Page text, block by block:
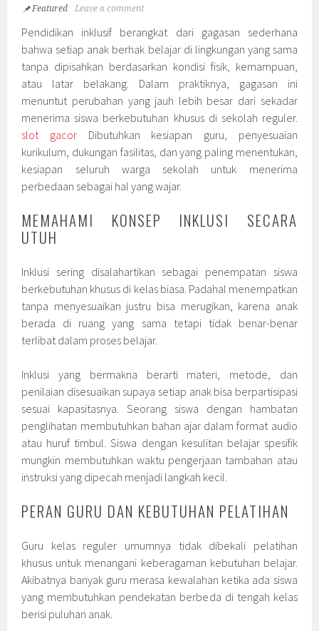
Featured Leave a comment
Pendidikan inklusif berangkat dari gagasan sederhana
bahwa setiap anak berhak belajar di lingkungan yang sama
tanpa dipisahkan berdasarkan kondisi fisik, kemampuan,
atau latar belakang. Dalam praktiknya, gagasan ini
menuntut perubahan yang jauh lebih besar dari sekadar
menerima siswa berkebutuhan khusus di sekolah reguler.
slot gacor Dibutuhkan kesiapan guru, penyesuaian
kurikulum, dukungan fasilitas, dan yang paling menentukan,
kesiapan seluruh warga sekolah untuk menerima
perbedaan sebagai hal yang wajar.
MEMAHAMI KONSEP INKLUSI SECARA
UTUH
Inklusi sering disalahartikan sebagai penempatan siswa
berkebutuhan khusus di kelas biasa. Padahal menempatkan
tanpa menyesuaikan justru bisa merugikan, karena anak
berada di ruang yang sama tetapi tidak benar-benar
terlibat dalam proses belajar.
Inklusi yang bermakna berarti materi, metode, dan
penilaian disesuaikan supaya setiap anak bisa berpartisipasi
sesuai kapasitasnya. Seorang siswa dengan hambatan
penglihatan membutuhkan bahan ajar dalam format audio
atau huruf timbul. Siswa dengan kesulitan belajar spesifik
mungkin membutuhkan waktu pengerjaan tambahan atau
instruksi yang dipecah menjadi langkah kecil.
PERAN GURU DAN KEBUTUHAN PELATIHAN
Guru kelas reguler umumnya tidak dibekali pelatihan
khusus untuk menangani keberagaman kebutuhan belajar.
Akibatnya banyak guru merasa kewalahan ketika ada siswa
yang membutuhkan pendekatan berbeda di tengah kelas
berisi puluhan anak.